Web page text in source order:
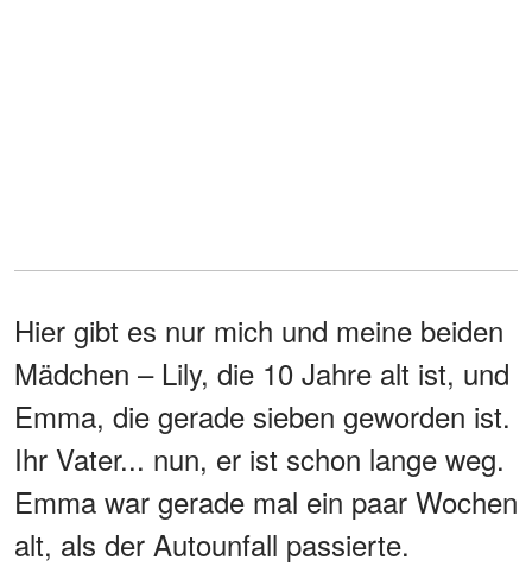
Hier gibt es nur mich und meine beiden
Mädchen – Lily, die 10 Jahre alt ist, und
Emma, die gerade sieben geworden ist.
Ihr Vater... nun, er ist schon lange weg.
Emma war gerade mal ein paar Wochen
alt, als der Autounfall passierte.